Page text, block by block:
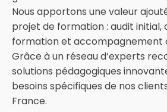
Nous apportons une valeur
projet de formation : audit
formation et accompagnement
Grâce à un réseau d’experts
solutions pédagogiques
besoins spécifiques de nos
France.